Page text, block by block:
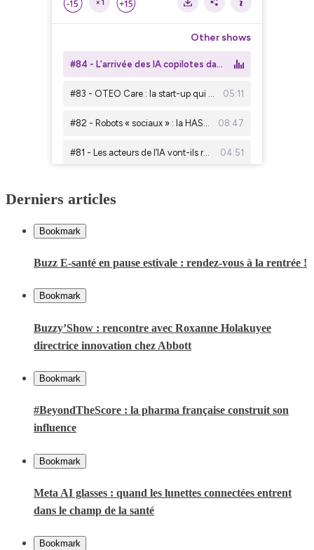
Derniers articles
Bookmark
Buzz E-santé en pause estivale : rendez-vous à la rentrée !
Bookmark
Buzzy’Show : rencontre avec Roxanne Holakuyee
directrice innovation chez Abbott
Bookmark
#BeyondTheScore : la pharma française construit son
influence
Bookmark
Meta AI glasses : quand les lunettes connectées entrent
dans le champ de la santé
Bookmark